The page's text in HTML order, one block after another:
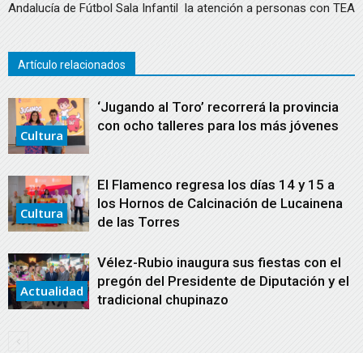
Andalucía de Fútbol Sala Infantil
la atención a personas con TEA
Artículo relacionados
Cultura
‘Jugando al Toro’ recorrerá la provincia
con ocho talleres para los más jóvenes
Cultura
El Flamenco regresa los días 14 y 15 a
los Hornos de Calcinación de Lucainena
de las Torres
Actualidad
Vélez-Rubio inaugura sus fiestas con el
pregón del Presidente de Diputación y el
tradicional chupinazo